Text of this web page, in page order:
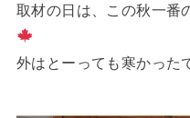
取材の日は、この秋一番
外はとーっても寒かった